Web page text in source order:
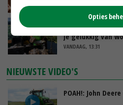
VANDAAG, 15:20
‘Cijfer jezelf niet
je gelukkig van
VANDAAG, 13:31
NIEUWSTE VIDEO'S
POAH!: John Deere
Opties